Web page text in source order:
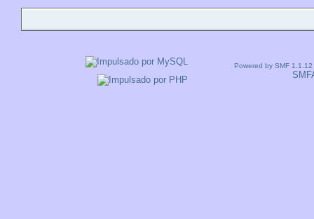
Powered by SMF 1.1.12